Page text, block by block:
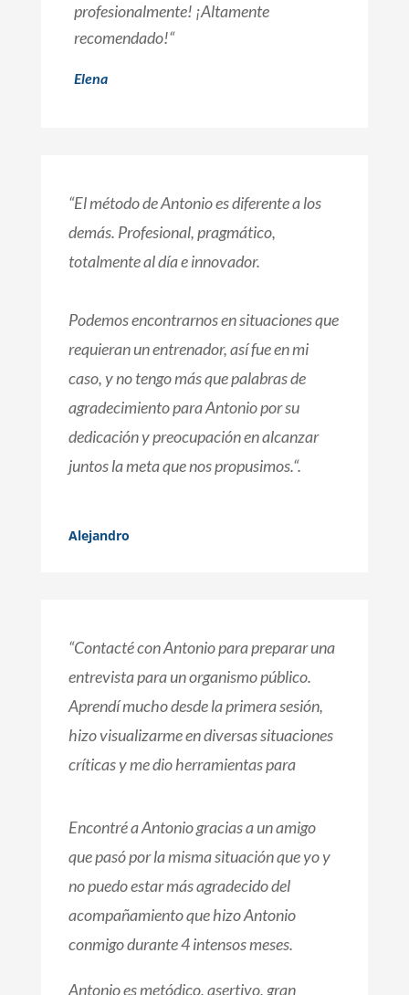
profesionalmente! ¡Altamente
recomendado!“
Elena
“El método de Antonio es diferente a los
demás. Profesional, pragmático,
totalmente al día e innovador.
Podemos encontrarnos en situaciones que
requieran un entrenador, así fue en mi
caso, y no tengo más que palabras de
agradecimiento para Antonio por su
dedicación y preocupación en alcanzar
juntos la meta que nos propusimos.“.
Alejandro
“Contacté con Antonio para preparar una
entrevista para un organismo público.
Aprendí mucho desde la primera sesión,
hizo visualizarme en diversas situaciones
críticas y me dio herramientas para
entrevista con éxito.
Muchas gracias Antonio“
Mabel
Encontré a Antonio gracias a un amigo
que pasó por la misma situación que yo y
no puedo estar más agradecido del
acompañamiento que hizo Antonio
conmigo durante 4 intensos meses.
Antonio es metódico, asertivo, gran